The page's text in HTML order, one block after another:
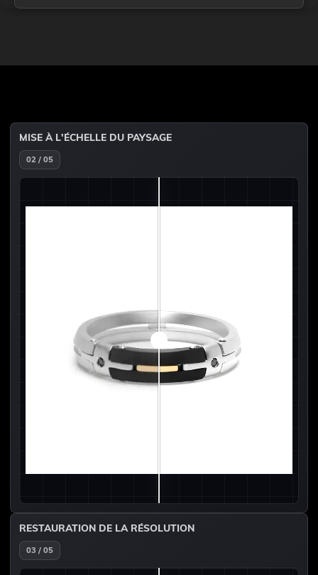
MISE À L'ÉCHELLE DU PAYSAGE
02 / 05
RESTAURATION DE LA RÉSOLUTION
03 / 05